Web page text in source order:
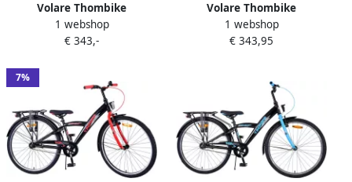
Volare Thombike
Kinderfiets Jongens 26 inch
Zwart Groen 3
1 webshop
€ 343,-
Volare Thombike
Kinderfiets Jongens 26 inch
Zwart Blauw 3
1 webshop
€ 343,95
7%